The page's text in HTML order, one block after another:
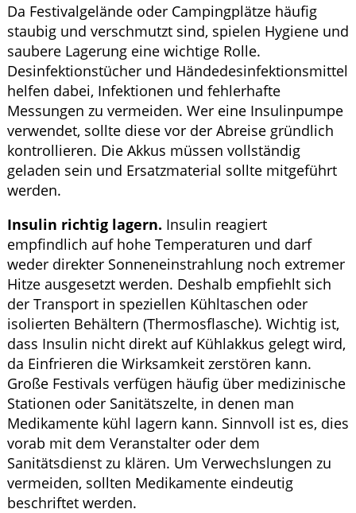
Da Festivalgelände oder Campingplätze häufig
staubig und verschmutzt sind, spielen Hygiene und
saubere Lagerung eine wichtige Rolle.
Desinfektionstücher und Händedesinfektionsmittel
helfen dabei, Infektionen und fehlerhafte
Messungen zu vermeiden. Wer eine Insulinpumpe
verwendet, sollte diese vor der Abreise gründlich
kontrollieren. Die Akkus müssen vollständig
geladen sein und Ersatzmaterial sollte mitgeführt
werden.
Insulin richtig lagern. Insulin reagiert
empfindlich auf hohe Temperaturen und darf
weder direkter Sonneneinstrahlung noch extremer
Hitze ausgesetzt werden. Deshalb empfiehlt sich
der Transport in speziellen Kühltaschen oder
isolierten Behältern (Thermosflasche). Wichtig ist,
dass Insulin nicht direkt auf Kühlakkus gelegt wird,
da Einfrieren die Wirksamkeit zerstören kann.
Große Festivals verfügen häufig über medizinische
Stationen oder Sanitätszelte, in denen man
Medikamente kühl lagern kann. Sinnvoll ist es, dies
vorab mit dem Veranstalter oder dem
Sanitätsdienst zu klären. Um Verwechslungen zu
vermeiden, sollten Medikamente eindeutig
beschriftet werden.